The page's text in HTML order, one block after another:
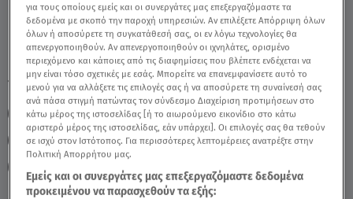
TAGS: ΑΙΓΟΚΕΡΩΣ ΖΩΔΙΑ ΖΩΔΙΑ ΣΗΜΕΡΑ
ΑΣΗ ΜΠΗΛΙΟΥ
ΖΩΔΙΑ ΑΣΗ ΜΠΗΛΙΟΥ
ΑΣΤΡΟΛΟΓΙΚΕΣ ΠΡΟΒΛΕΨΕΙΣ
ΕΒΔΟΜΑΔΙΑΙΕΣ ΠΡΟΒΛΕΨΕΙΣ
BREAKFAST@STAR
για τους οποίους εμείς και οι συνεργάτες μας επεξεργαζόμαστε τα
δεδομένα με σκοπό την παροχή υπηρεσιών. Αν επιλέξετε Απόρριψη όλων
όλων ή αποσύρετε τη συγκατάθεσή σας, οι εν λόγω τεχνολογίες θα
απενεργοποιηθούν. Αν απενεργοποιηθούν οι ιχνηλάτες, ορισμένο
περιεχόμενο και κάποιες από τις διαφημίσεις που βλέπετε ενδέχεται να
μην είναι τόσο σχετικές με εσάς. Μπορείτε να επανεμφανίσετε αυτό το
μενού για να αλλάξετε τις επιλογές σας ή να αποσύρετε τη συναίνεσή σας
ανά πάσα στιγμή πατώντας τον σύνδεσμο Διαχείριση προτιμήσεων στο
κάτω μέρος της ιστοσελίδας [ή το αιωρούμενο εικονίδιο στο κάτω
αριστερό μέρος της ιστοσελίδας, εάν υπάρχει]. Οι επιλογές σας θα τεθούν
σε ισχύ στον Ιστότοπος. Για περισσότερες λεπτομέρειες ανατρέξτε στην
Πολιτική Απορρήτου μας.
Εμείς και οι συνεργάτες μας επεξεργαζόμαστε δεδομένα
προκειμένου να παρασχεθούν τα εξής: